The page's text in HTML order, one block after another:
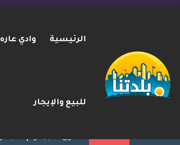
الرئيسية وادي عاره
للبيع والإيجار